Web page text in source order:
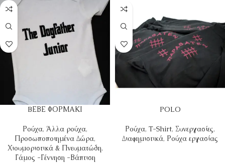
BΕΒΕ ΦΟΡΜΑΚΙ
Ρούχα, Άλλα ρούχα,
Προσωποποιημένα Δώρα,
Χιουμοριστικά & Πνευματώδη,
Γάμος -Γέννηση -Βάπτιση
POLO
Ρούχα, T-Shirt, Συνεργασίες,
Διαφημιστικά, Ρούχα εργασίας